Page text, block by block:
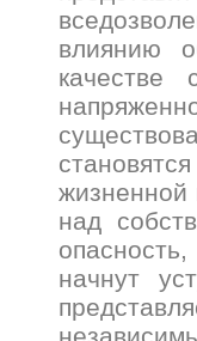
влиянию
жизненной
над
начнут